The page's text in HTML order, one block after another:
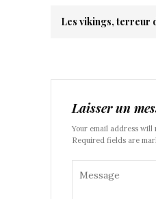
Les vikings, terreur
Laisser un
Your email address will
Required fields are